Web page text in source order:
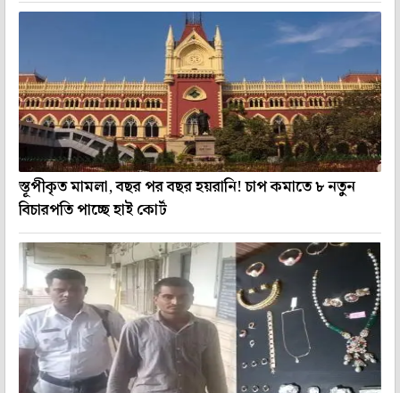
স্তূপীকৃত মামলা, বছর পর বছর হয়রানি! চাপ কমাতে ৮ নতুন
বিচারপতি পাচ্ছে হাই কোর্ট